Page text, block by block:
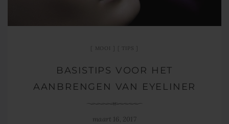
MOOI TIPS
BASISTIPS VOOR HET
AANBRENGEN VAN EYELINER
maart 16, 2017